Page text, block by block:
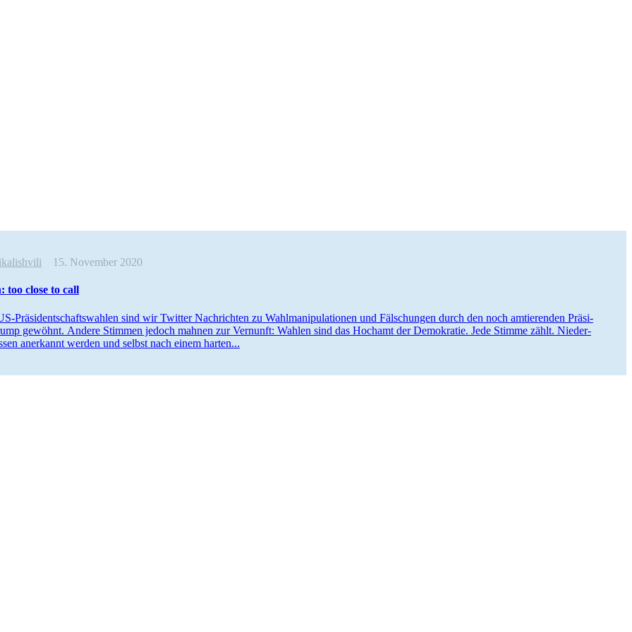
15. November 2020
too close to call
Präsi­­den­t­­schafts­­­wahlen sind wir Twitter Nachrichten zu Wahlma­ni­pu­la­tionen und Fälschungen durch den noch amtie­renden Präsi­
gewöhnt. Andere Stimmen jedoch mahnen zur Vernunft: Wahlen sind das Hochamt der Demokratie. Jede Stimme zählt. Nieder­
anerkannt werden und selbst nach einem harten...